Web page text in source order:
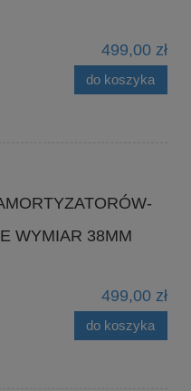
499,00 zł
do koszyka
WYMIAR 38MM
499,00 zł
do koszyka